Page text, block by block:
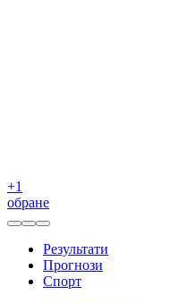
+1
обране
Результати
Прогнози
Спорт